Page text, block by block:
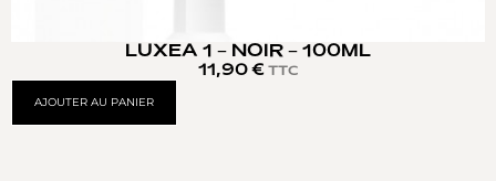
LUXEA 1 – NOIR – 100ML
11,90 € TTC
AJOUTER AU PANIER